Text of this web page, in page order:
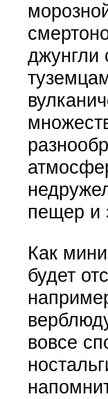
джунгли
пещер и
Как
будет
вовсе